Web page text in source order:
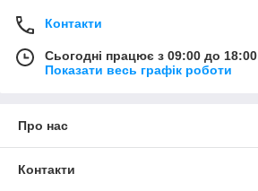
Контакти
Сьогодні працює з 09:00 до 18:00
Показати весь графік роботи
Про нас
Контакти